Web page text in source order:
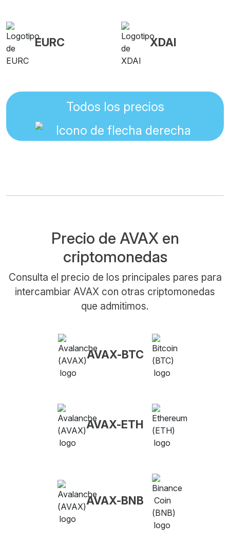
EURC XDAI
Todos los precios
Precio de AVAX en
criptomonedas
Consulta el precio de los principales pares para
intercambiar AVAX con otras criptomonedas
que admitimos.
AVAX-BTC
AVAX-ETH
AVAX-BNB